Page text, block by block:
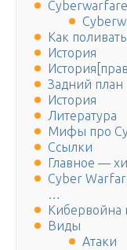
Как
История
Задний план
История
Литература
Мифы про
Ссылки
Главное —
Cyber
…
Кибервойна
Виды
Атаки